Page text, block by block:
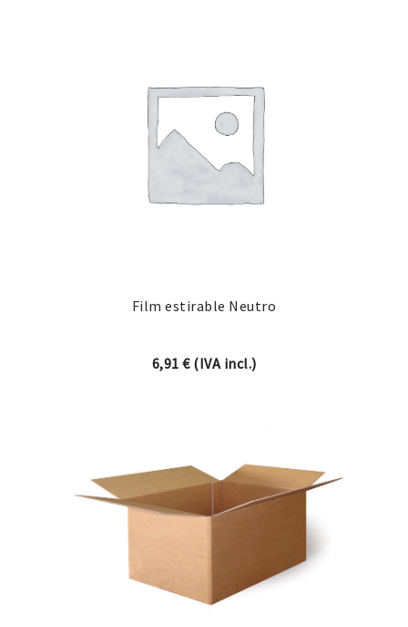
Film estirable Neutro
6,91 €(IVA incl.)